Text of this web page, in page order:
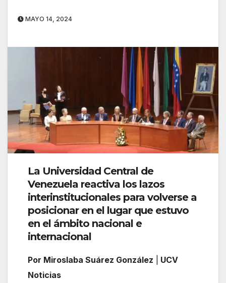
MAYO 14, 2024
La Universidad Central de
Venezuela reactiva los lazos
interinstitucionales para volverse a
posicionar en el lugar que estuvo
en el ámbito nacional e
internacional
Por Miroslaba Suárez González
UCV
Noticias